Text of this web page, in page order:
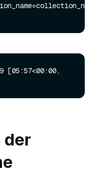
[05:57<00:00,
der